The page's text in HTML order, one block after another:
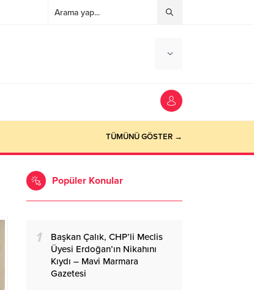
TÜMÜNÜ GÖSTER →
Popüler Konular
1
Başkan Çalık, CHP’li Meclis
Üyesi Erdoğan’ın Nikahını
Kıydı – Mavi Marmara
Gazetesi